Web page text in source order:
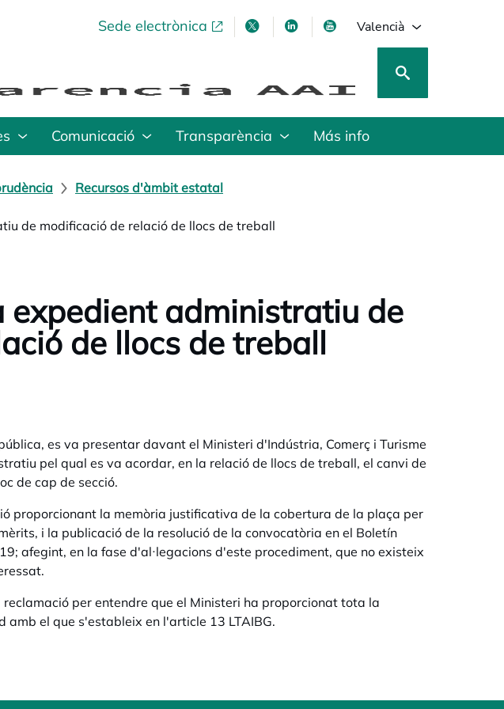
Sede electrònicaopens in a new tabopens in a new tab
opens in a new tab
opens in a new tab
Valencià
Comunicació Transparència Más info
Recursos d'àmbit estatal
de modificació de relació de llocs de treball
expedient administratiu de
de llocs de treball
es va presentar davant el Ministeri d'Indústria, Comerç i Turisme
pel qual es va acordar, en la relació de llocs de treball, el canvi de
de cap de secció.
proporcionant la memòria justificativa de la cobertura de la plaça per
i la publicació de la resolució de la convocatòria en el Boletín
afegint, en la fase d'al·legacions d'este procediment, que no existeix
reclamació per entendre que el Ministeri ha proporcionat tota la
amb el que s'estableix en l'article 13 LTAIBG.